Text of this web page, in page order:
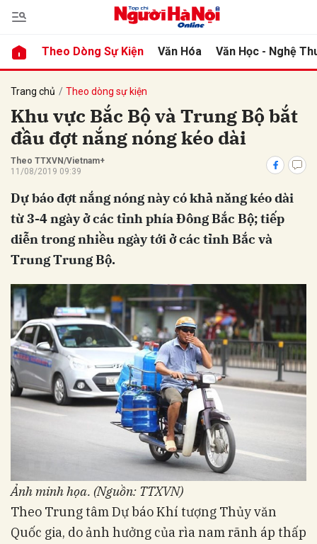
Theo Dòng Sự Kiện Văn Hóa Văn Học - Nghệ
Trang chủ Theo dòng sự kiện
Khu vực Bắc Bộ và Trung Bộ bắt
đầu đợt nắng nóng kéo dài
Theo TTXVN/Vietnam+
11/08/2019 09:39
Dự báo đợt nắng nóng này có khả năng kéo dài
từ 3-4 ngày ở các tỉnh phía Đông Bắc Bộ; tiếp
diễn trong nhiều ngày tới ở các tỉnh Bắc và
Trung Trung Bộ.
Ảnh minh họa. (Nguồn: TTXVN)
Theo Trung tâm Dự báo Khí tượng Thủy văn
Quốc gia, do ảnh hưởng của rìa nam rãnh áp thấp
luận
Hủy